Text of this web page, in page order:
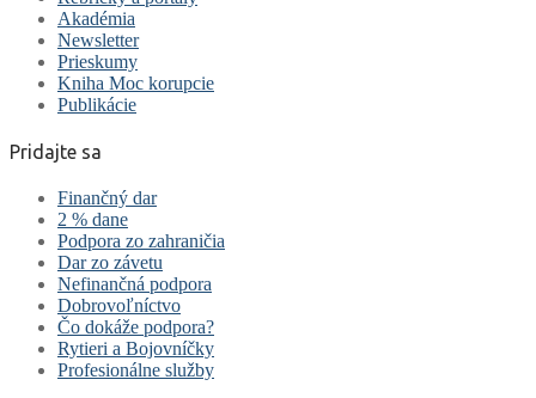
Akadémia
Newsletter
Prieskumy
Kniha Moc korupcie
Publikácie
Pridajte sa
Finančný dar
2 % dane
Podpora zo zahraničia
Dar zo závetu
Nefinančná podpora
Dobrovoľníctvo
Čo dokáže podpora?
Rytieri a Bojovníčky
Profesionálne služby